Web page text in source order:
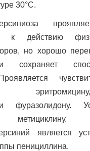
30°С.
к действию
но хорошо
сохраняет
фуразолидону.
метициклину.
является
пенициллина.